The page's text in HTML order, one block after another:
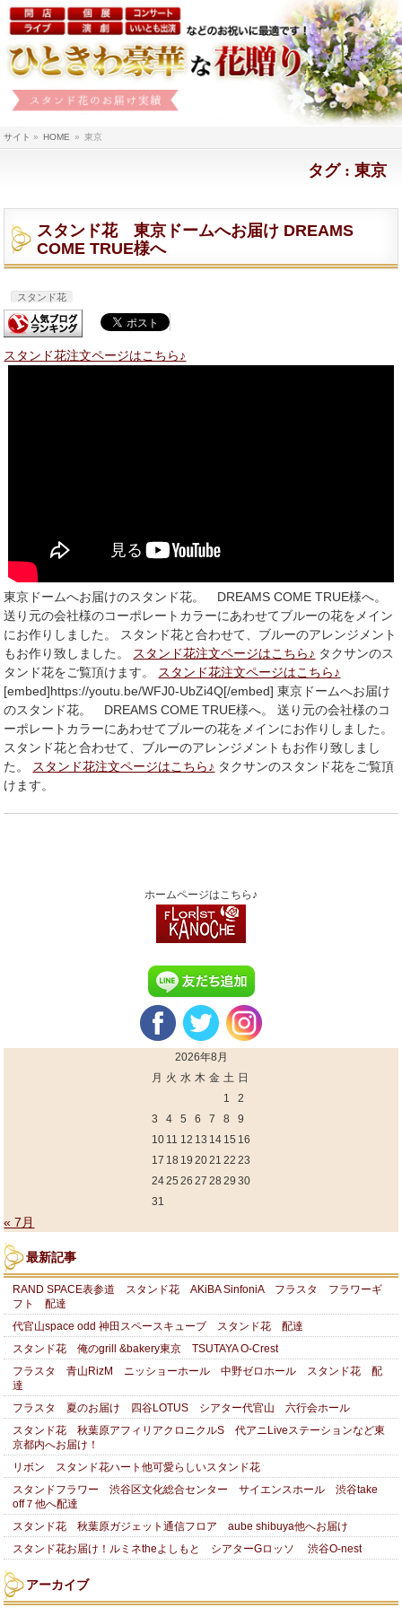
サイト » HOME » 東京
タグ : 東京
スタンド花 東京ドームへお届け DREAMS
COME TRUE様へ
スタンド花
スタンド花注文ページはこちら♪
東京ドームへお届けのスタンド花。 DREAMS COME TRUE様へ。
送り元の会社様のコーポレートカラーにあわせてブルーの花をメイン
にお作りしました。 スタンド花と合わせて、ブルーのアレンジメント
もお作り致しました。 スタンド花注文ページはこちら♪ タクサンのス
タンド花をご覧頂けます。 スタンド花注文ページはこちら♪
[embed]https://youtu.be/WFJ0-UbZi4Q[/embed] 東京ドームへお届け
のスタンド花。 DREAMS COME TRUE様へ。 送り元の会社様のコ
ーポレートカラーにあわせてブルーの花をメインにお作りしました。
スタンド花と合わせて、ブルーのアレンジメントもお作り致しまし
た。 スタンド花注文ページはこちら♪ タクサンのスタンド花をご覧頂
けます。
ホームページはこちら♪
2026年8月
月 火 水 木 金 土 日
1
2
3
4 5 6 7 8
9
10 11 12 13 14 15 16
17 18 19 2021 22 23
2425 26 27 28 29 30
31
« 7月
最新記事
RAND SPACE表参道 スタンド花 AKiBA SinfoniA フラスタ フラワーギ
フト 配達
代官山space odd 神田スペースキューブ スタンド花 配達
スタンド花 俺のgrill &bakery東京 TSUTAYA O-Crest
フラスタ 青山RizM ニッショーホール 中野ゼロホール スタンド花 配
達
フラスタ 夏のお届け 四谷LOTUS シアター代官山 六行会ホール
スタンド花 秋葉原アフィリアクロニクルS 代アニLiveステーションなど東
京都内へお届け！
リボン スタンド花ハート他可愛らしいスタンド花
スタンドフラワー 渋谷区文化総合センター サイエンスホール 渋谷take
off７他へ配達
スタンド花 秋葉原ガジェット通信フロア aube shibuya他へお届け
スタンド花お届け！ルミネtheよしもと シアターGロッソ 渋谷O-nest
アーカイブ